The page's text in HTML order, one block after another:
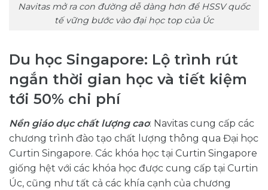
Navitas mở ra con đường dễ dàng hơn để HSSV quốc
tế vững bước vào đại học top của Úc
Du học Singapore: Lộ trình rút
ngắn thời gian học và tiết kiệm
tới 50% chi phí
Nền giáo dục chất lượng cao: Navitas cung cấp các
chương trình đào tạo chất lượng thông qua Đại học
Curtin Singapore. Các khóa học tại Curtin Singapore
giống hệt với các khóa học được cung cấp tại Curtin
Úc, cũng như tất cả các khía cạnh của chương